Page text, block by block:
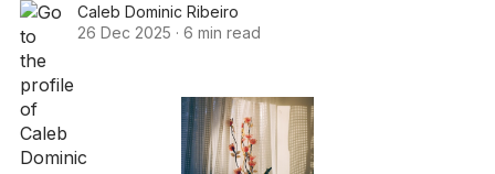
Caleb Dominic Ribeiro
26 Dec 2025 · 6 min read